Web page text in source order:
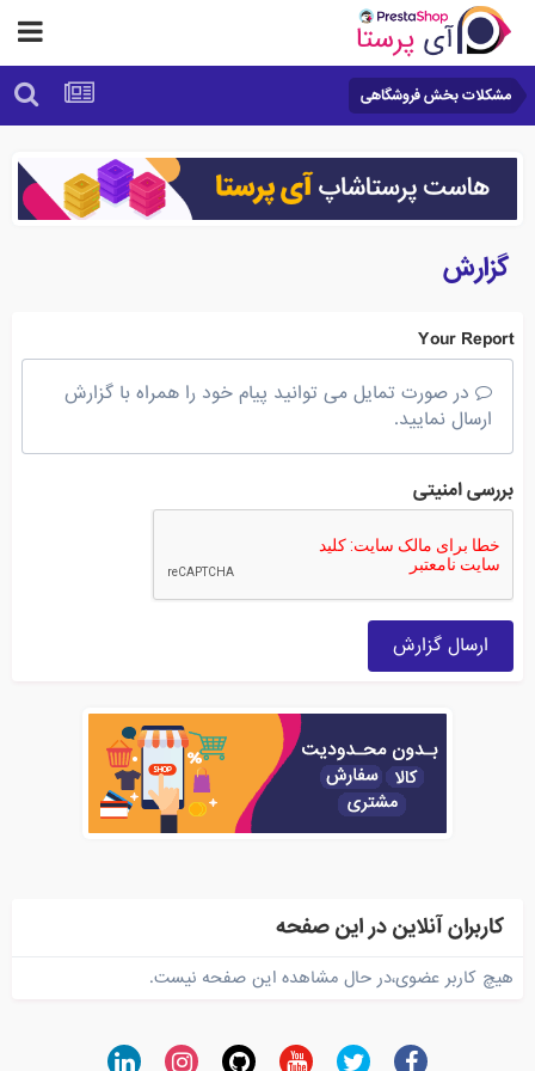
مشکلات بخش فروشگاهی
گزارش
Your Report
در صورت تمایل می توانید پیام خود را همراه با گزارش
ارسال نمایید.
بررسی امنیتی
ارسال گزارش
کاربران آنلاین در این صفحه
هیچ کاربر عضوی،در حال مشاهده این صفحه نیست.